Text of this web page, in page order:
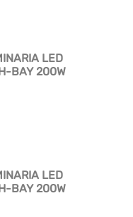
LED
BAY 200W
LED
BAY 200W